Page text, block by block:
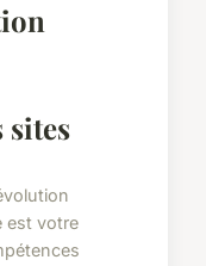
sites
est votre